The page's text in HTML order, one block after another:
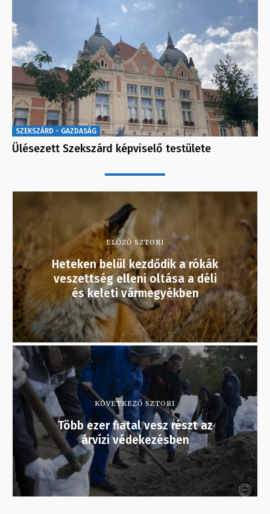
SZEKSZÁRD - GAZDASÁG
Ülésezett Szekszárd képviselő testülete
ELŐZŐ SZTORI
Heteken belül kezdődik a rókák
veszettség elleni oltása a déli
és keleti vármegyékben
KÖVETKEZŐ SZTORI
Több ezer fiatal vesz részt az
árvízi védekezésben